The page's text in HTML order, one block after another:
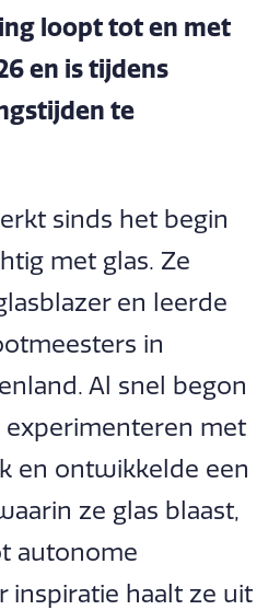
loopt tot en met
en is tijdens
te
sinds het begin
met glas. Ze
en leerde
in
Al snel begon
experimenteren met
en ontwikkelde een
ze glas blaast,
autonome
inspiratie haalt ze uit